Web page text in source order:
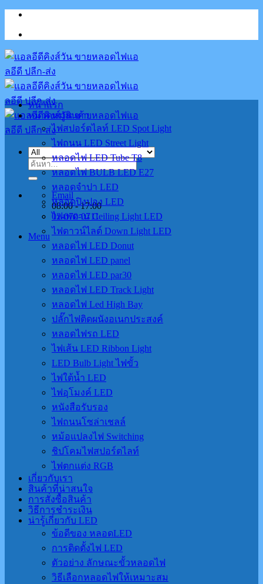
Skip
content
ค้นหา:
Email
08:00 - 17:00
02-070-0711
Menu
หน้าแรก
หมวดหมู่สินค้า
ไฟสปอร์ตไลท์ LED Spot Light
ไฟถนน LED Street Light
หลอดไฟ LED Tube T8
หลอดไฟ BULB LED E27
หลอดจำปา LED
หลอดปิงปอง LED
ไฟเพดาน Ceiling Light LED
ไฟดาวน์ไลต์ Down Light LED
หลอดไฟ LED Donut
หลอดไฟ LED panel
หลอดไฟ LED par30
หลอดไฟ LED Track Light
หลอดไฟ Led High Bay
ปลั๊กไฟติดผนังอเนกประสงค์
หลอดไฟรถ LED
ไฟเส้น LED Ribbon Light
LED Bulb Light ไฟขั้ว
ไฟใต้น้ำ LED
ไฟอุโมงค์ LED
หนังสือรับรอง
ไฟถนนโซล่าเชลล์
หม้อแปลงไฟ Switching
ชิปโคมไฟสปอร์ตไลท์
ไฟตกแต่ง RGB
เกี่ยวกับเรา
สินค้าที่น่าสนใจ
การสั่งซื้อสินค้า
วิธีการชำระเงิน
น่ารู้เกี่ยวกับ LED
ข้อดีของ หลอดLED
การติดตั้งไฟ LED
ตัวอย่าง ลักษณะขั้วหลอดไฟ
วิธีเลือกหลอดไฟให้เหมาะสม